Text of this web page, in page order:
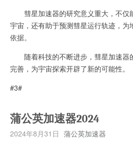
彗星加速器的研究意义重大，不仅
宇宙，还有助于预测彗星运行轨迹，
依据。
随着科技的不断进步，彗星加速器
完善，为宇宙探索开辟了新的可能性。
#3#
蒲公英加速器2024
2024年8月31日 蒲公英加速器